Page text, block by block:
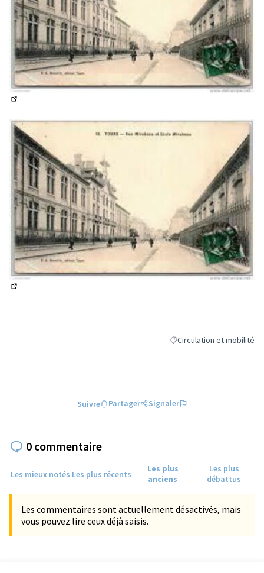
Filtrer les résultats de la
Circulation et mobilité
Suivre Partager Signaler
0 commentaire
Les mieux notés Les plus récents
Les plus
anciens
Les plus
débattus
Les commentaires sont actuellement désactivés, mais
vous pouvez lire ceux déjà saisis.
Référence : tours-PROP-2023-04-832